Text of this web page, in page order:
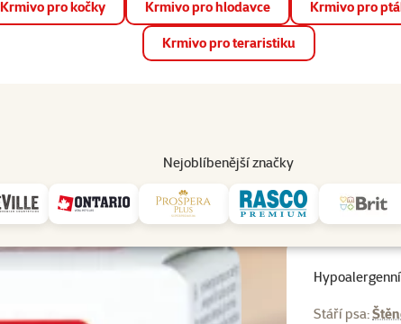
📱 Stáhněte si novou aplikaci Super zoo.Více informací
Krmivo pro kočky Krmivo pro hlodavce Krmivo pro
Krmivo pro teraristiku
Nejoblíbenější značky
Prodejny Služby
Hypoalergenní šampon Beaphar 200 ml
Stáří psa: